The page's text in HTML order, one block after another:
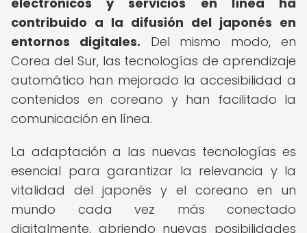
contribuido a la difusión del japonés en
entornos digitales. Del mismo modo, en
Corea del Sur, las tecnologías de aprendizaje
automático han mejorado la accesibilidad a
contenidos en coreano y han facilitado la
comunicación en línea.
La adaptación a las nuevas tecnologías es
esencial para garantizar la relevancia y la
vitalidad del japonés y el coreano en un
mundo cada vez más conectado
digitalmente, abriendo nuevas posibilidades